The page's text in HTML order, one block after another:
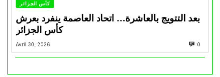
كأس الجزائر
بعد التتويج بالعاشرة… اتحاد العاصمة ينفرد بعرش
كأس الجزائر
Avril 30, 2026 0